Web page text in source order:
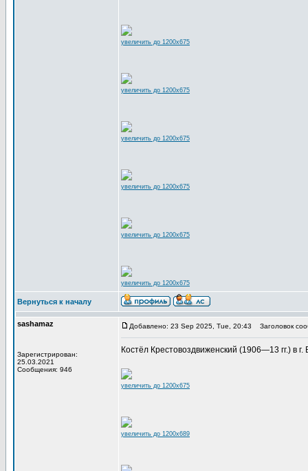
увеличить до 1200x675
увеличить до 1200x675
увеличить до 1200x675
увеличить до 1200x675
увеличить до 1200x675
увеличить до 1200x675
Вернуться к началу
sashamaz
Зарегистрирован:
25.03.2021
Сообщения: 946
Добавлено: 23 Sep 2025, Tue, 20:43 Заголовок
Костёл Крестовоздвиженский (1906—13 гг.) в
увеличить до 1200x675
увеличить до 1200x689